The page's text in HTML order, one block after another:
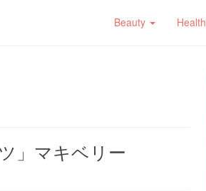
Beauty Health
」マキベリー